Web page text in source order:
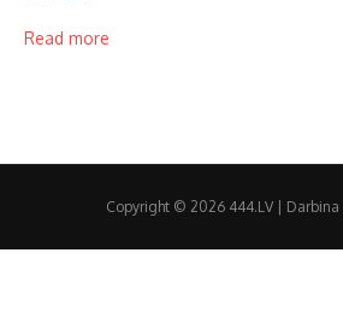
Read more
Copyright © 2026 444.LV | Darbina